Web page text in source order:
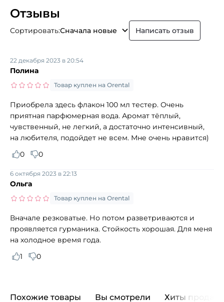
Отзывы
Сортировать:Сначала новые Написать отзыв
Полина
22 декабря 2023 в 20:54
Товар куплен на Orental
Приобрела здесь флакон 100 мл тестер. Очень
приятная парфюмерная вода. Аромат тёплый,
чувственный, не легкий, а достаточно интенсивный,
на любителя, подойдет не всем. Мне очень нравится)
0
0
Ольга
6 октября 2023 в 22:13
Товар куплен на Orental
Вначале резковатые. Но потом разветриваются и
проявляется гурманика. Стойкость хорошая. Для меня
на холодное время года.
1
0
Похожие товары Вы смотрели Хиты продаж